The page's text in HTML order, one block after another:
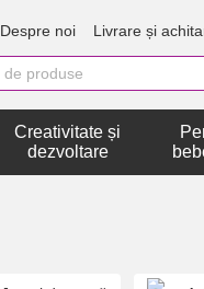
Despre noi Livrare și
Creativitate și
dezvoltare